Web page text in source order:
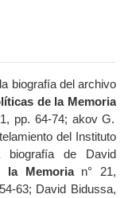
biografía del archivo
de la Memoria
pp. 64-74; akov G.
del Instituto
biografía de David
la Memorian° 21,
63; David Bidussa,